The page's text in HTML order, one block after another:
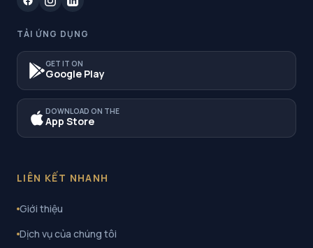
TẢI ỨNG DỤNG
GET IT ON
Google Play
DOWNLOAD ON THE
App Store
LIÊN KẾT NHANH
Giới thiệu
Dịch vụ của chúng tôi